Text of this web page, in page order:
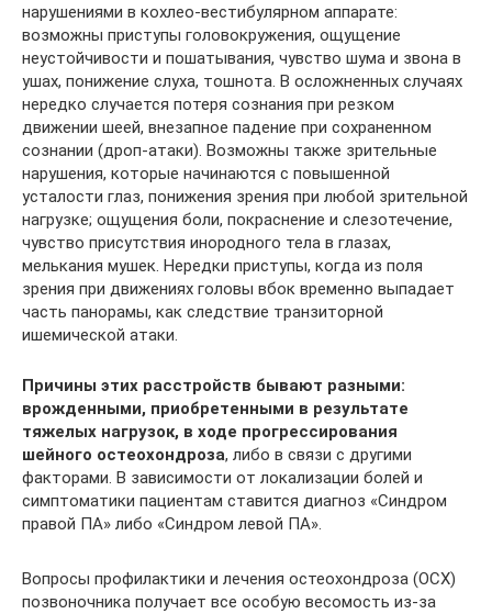
нарушениями в кохлео-вестибулярном аппарате:
возможны приступы головокружения, ощущение
неустойчивости и пошатывания, чувство шума и звона в
ушах, понижение слуха, тошнота. В осложненных случаях
нередко случается потеря сознания при резком
движении шеей, внезапное падение при сохраненном
сознании (дроп-атаки). Возможны также зрительные
нарушения, которые начинаются с повышенной
усталости глаз, понижения зрения при любой зрительной
нагрузке; ощущения боли, покраснение и слезотечение,
чувство присутствия инородного тела в глазах,
мелькания мушек. Нередки приступы, когда из поля
зрения при движениях головы вбок временно выпадает
часть панорамы, как следствие транзиторной
ишемической атаки.
Причины этих расстройств бывают разными:
врожденными, приобретенными в результате
тяжелых нагрузок, в ходе прогрессирования
шейного остеохондроза, либо в связи с другими
факторами. В зависимости от локализации болей и
симптоматики пациентам ставится диагноз «Синдром
правой ПА» либо «Синдром левой ПА».
Вопросы профилактики и лечения остеохондроза (ОСХ)
позвоночника получает все особую весомость из-за